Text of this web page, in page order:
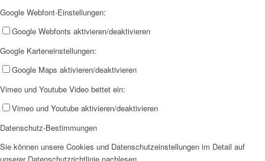
PKD
Google Webfont-Einstellungen:
Google Webfonts aktivieren/deaktivieren
Google Karteneinstellungen:
Google Maps aktivieren/deaktivieren
Vimeo und Youtube Video bettet ein:
Vimeo und Youtube aktivieren/deaktivieren
Datenschutz-Bestimmungen
Sie können unsere Cookies und Datenschutzeinstellungen im Detail auf